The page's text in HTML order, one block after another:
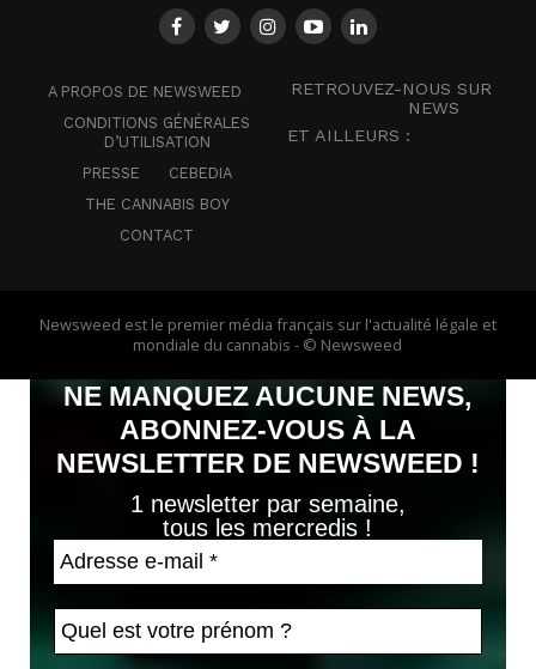
A PROPOS DE NEWSWEED
CONDITIONS GÉNÉRALES
D’UTILISATION
PRESSE
CEBEDIA
THE CANNABIS BOY
CONTACT
RETROUVEZ-NOUS SUR
NEWS
ET AILLEURS :
Newsweed est le premier média français sur l'actualité légale et
mondiale du cannabis - © Newsweed
NE MANQUEZ AUCUNE NEWS,
ABONNEZ-VOUS À LA
NEWSLETTER DE NEWSWEED !
1 newsletter par semaine,
tous les mercredis !